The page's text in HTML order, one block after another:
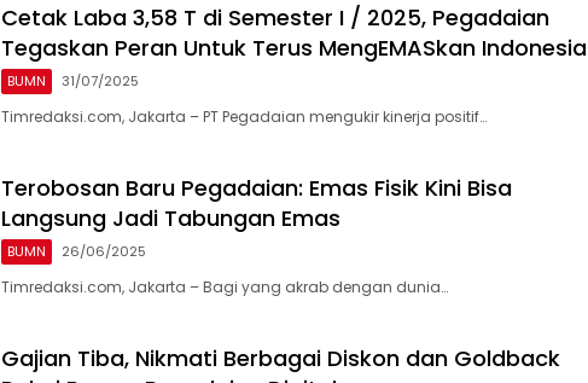
Cetak Laba 3,58 T di Semester I / 2025, Pegadaian
Tegaskan Peran Untuk Terus MengEMASkan Indonesia
BUMN 31/07/2025
Timredaksi.com, Jakarta – PT Pegadaian mengukir kinerja positif…
Terobosan Baru Pegadaian: Emas Fisik Kini Bisa
Langsung Jadi Tabungan Emas
BUMN 26/06/2025
Timredaksi.com, Jakarta – Bagi yang akrab dengan dunia…
Gajian Tiba, Nikmati Berbagai Diskon dan Goldback